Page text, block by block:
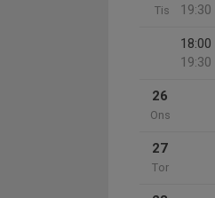
Tis
19:30
18:00
19:30
26
Ons
27
Tor